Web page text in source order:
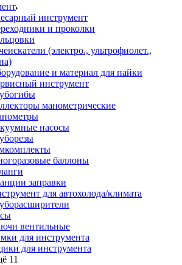
инструмент
и проколки
(электро., ультрофиолет.,
и материал для пайки
инструмент
манометрические
насосы
баллоны
заправки
для автохолода/климата
вентильные
для инструмента
для инструмента
11